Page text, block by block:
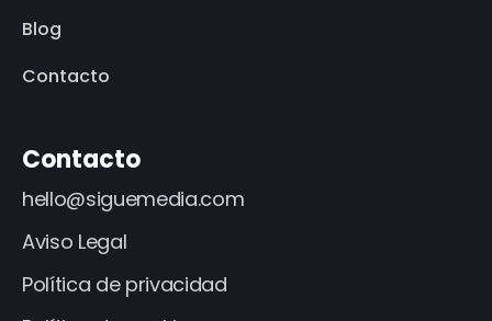
Blog
Contacto
Contacto
hello@siguemedia.com
Aviso Legal
Política de privacidad